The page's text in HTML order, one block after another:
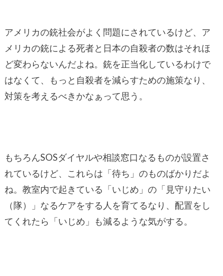
アメリカの銃社会がよく問題にされているけど、ア
メリカの銃による死者と日本の自殺者の数はそれほ
ど変わらないんだよね。銃を正当化しているわけで
はなくて、もっと自殺者を減らすための施策なり、
対策を考えるべきかなぁって思う。
もちろんSOSダイヤルや相談窓口なるものが設置さ
れているけど、これらは「待ち」のものばかりだよ
ね。教室内で起きている「いじめ」の「見守りたい
（隊）」なるケアをする人を育てるなり、配置をし
てくれたら「いじめ」も減るような気がする。